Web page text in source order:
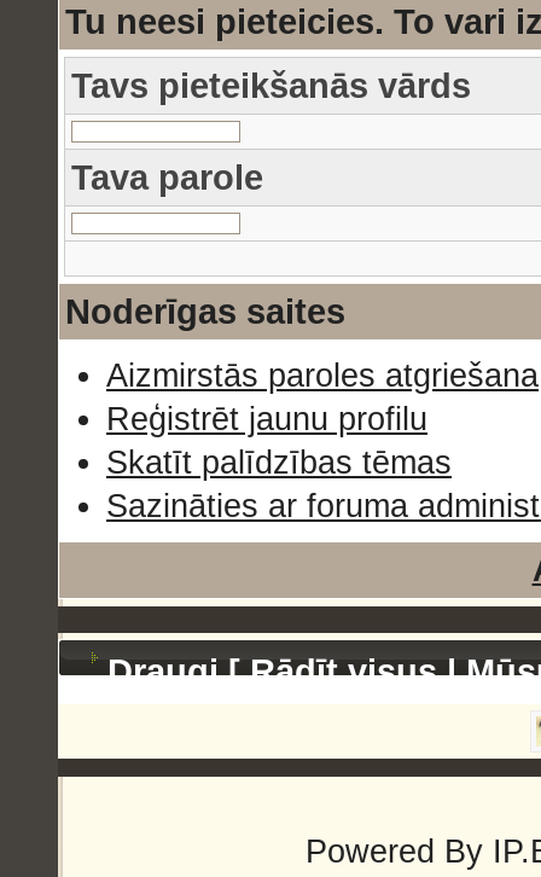
Tu neesi pieteicies. To vari
Tavs pieteikšanās vārds
Tava parole
Noderīgas saites
Aizmirstās paroles atgriešana
Reģistrēt jaunu profilu
Skatīt palīdzības tēmas
Sazināties ar foruma
Draugi [Rādīt visus|
Powered By